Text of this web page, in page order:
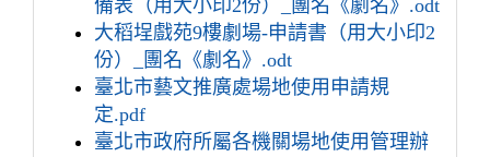
備表（用大小印2份）_團名《劇名》.odt
大稻埕戲苑9樓劇場-申請書（用大小印2
份）_團名《劇名》.odt
臺北市藝文推廣處場地使用申請規
定.pdf
臺北市政府所屬各機關場地使用管理辦